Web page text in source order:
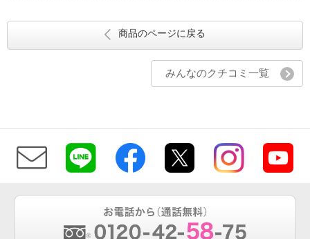
商品のページに戻る
みんなのクチコミ一覧